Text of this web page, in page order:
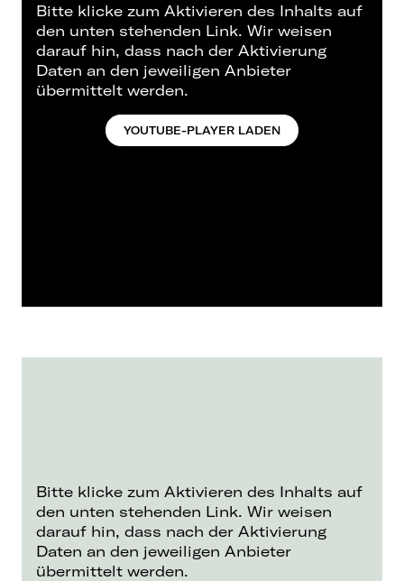
Bitte klicke zum Aktivieren des Inhalts auf
den unten stehenden Link. Wir weisen
darauf hin, dass nach der Aktivierung
Daten an den jeweiligen Anbieter
übermittelt werden.
YOUTUBE-PLAYER LADEN
Bitte klicke zum Aktivieren des Inhalts auf
den unten stehenden Link. Wir weisen
darauf hin, dass nach der Aktivierung
Daten an den jeweiligen Anbieter
übermittelt werden.